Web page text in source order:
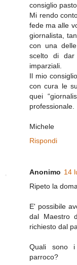
consiglio
Mi rendo
fede ma alle
giornalista,
con una
scelto di dar
imparziali.
Il mio
con cura le
quei
professionale.
Michele
Rispondi
Anonimo 14
Ripeto la
E' possibile
dal Maestro
richiesto dal
Quali sono
parroco?